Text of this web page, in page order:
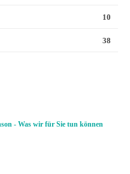
10
38
- Was wir für Sie tun können